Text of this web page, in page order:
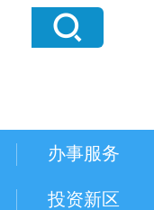
办事服务
投资新区